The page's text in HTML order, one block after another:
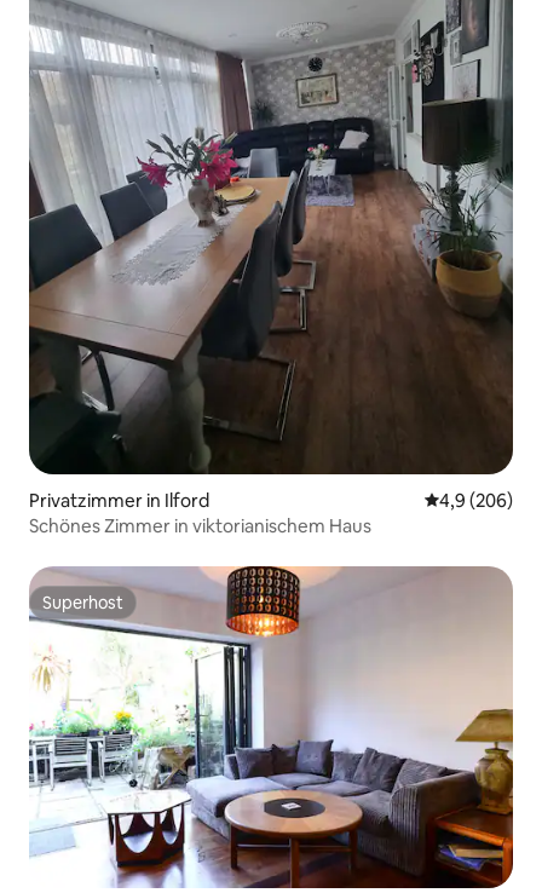
Privatzimmer in Ilford
4,9 (206)
Schönes Zimmer in viktorianischem Haus
Superhost
Superhost